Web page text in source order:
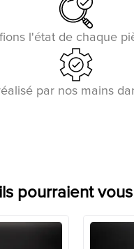
l'état de chaque
par nos mains
pourraient